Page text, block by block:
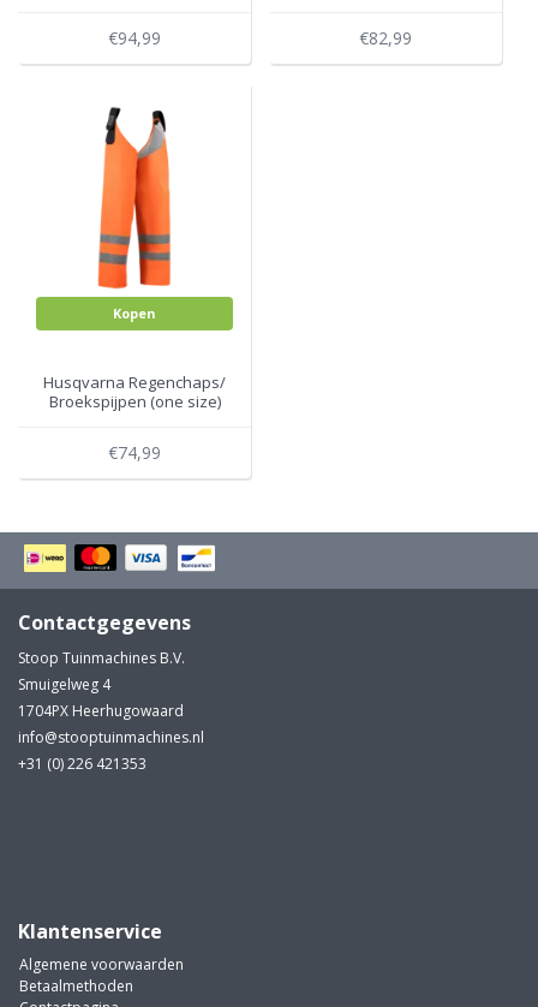
€94,99 €82,99
Kopen
Husqvarna Regenchaps/
Broekspijpen (one size)
€74,99
Contactgegevens
Stoop Tuinmachines B.V.
Smuigelweg 4
1704PX Heerhugowaard
info@stooptuinmachines.nl
+31 (0) 226 421353
Klantenservice
Algemene voorwaarden
Betaalmethoden